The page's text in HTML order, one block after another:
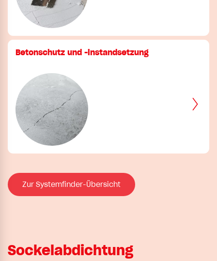
Betonschutz und -instandsetzung
Zur Systemfinder-Übersicht
Sockelabdichtung